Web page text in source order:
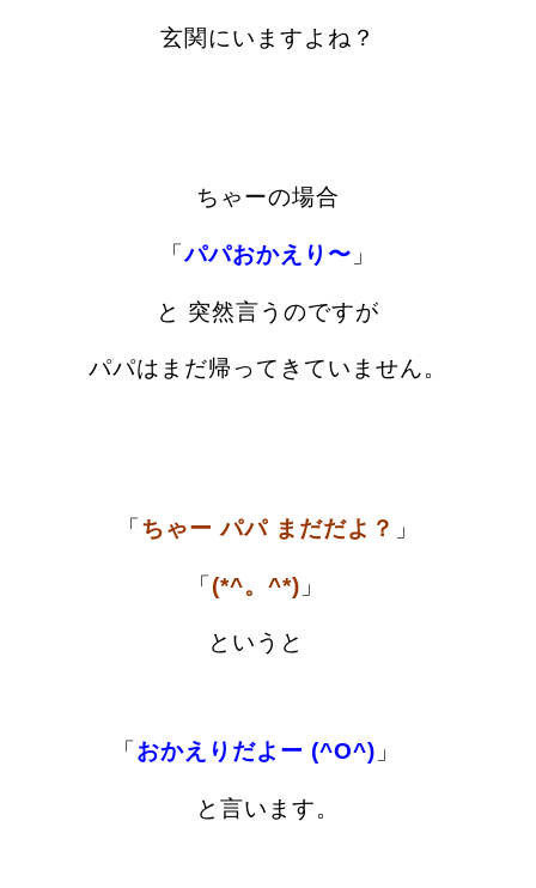
玄関にいますよね？
ちゃーの場合
「パパおかえり〜 」
と 突然言うのですが
パパはまだ帰ってきていません。
「ちゃー パパ まだだよ？ 」
「(*^。^*) 」
というと
「 おかえりだよー (^O^) 」
と言います。